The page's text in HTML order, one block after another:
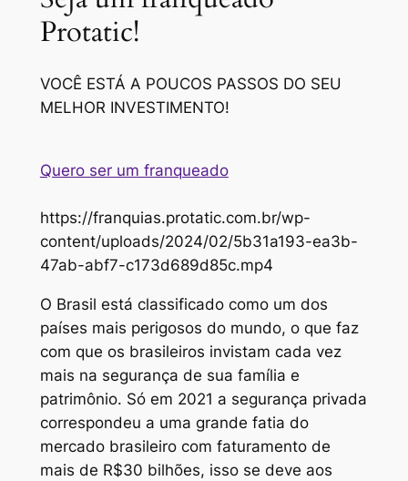
Protatic!
VOCÊ ESTÁ A POUCOS PASSOS DO SEU
MELHOR INVESTIMENTO!
Quero ser um franqueado
https://franquias.protatic.com.br/wp-
content/uploads/2024/02/5b31a193-ea3b-
47ab-abf7-c173d689d85c.mp4
O Brasil está classificado como um dos
países mais perigosos do mundo, o que faz
com que os brasileiros invistam cada vez
mais na segurança de sua família e
patrimônio. Só em 2021 a segurança privada
correspondeu a uma grande fatia do
mercado brasileiro com faturamento de
mais de R$30 bilhões, isso se deve aos